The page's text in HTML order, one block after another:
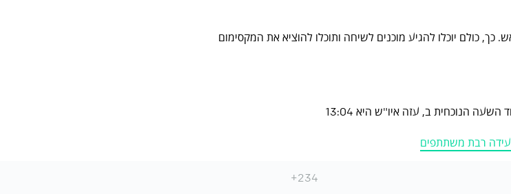
כולם יוכלו להגיע מוכנים לשיחה ותוכלו להוציא את המקסימום
רבת משתתפים
+234